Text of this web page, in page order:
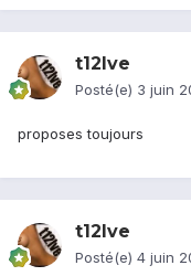
t12lve
Posté(e) 3 juin
proposes toujours
t12lve
Posté(e) 4 juin